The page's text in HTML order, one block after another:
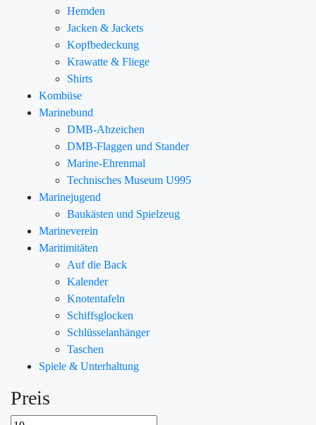
Hemden
Jacken & Jackets
Kopfbedeckung
Krawatte & Fliege
Shirts
Kombüse
Marinebund
DMB-Abzeichen
DMB-Flaggen und Stander
Marine-Ehrenmal
Technisches Museum U995
Marinejugend
Baukästen und Spielzeug
Marineverein
Maritimitäten
Auf die Back
Kalender
Knotentafeln
Schiffsglocken
Schlüsselanhänger
Taschen
Spiele & Unterhaltung
Preis